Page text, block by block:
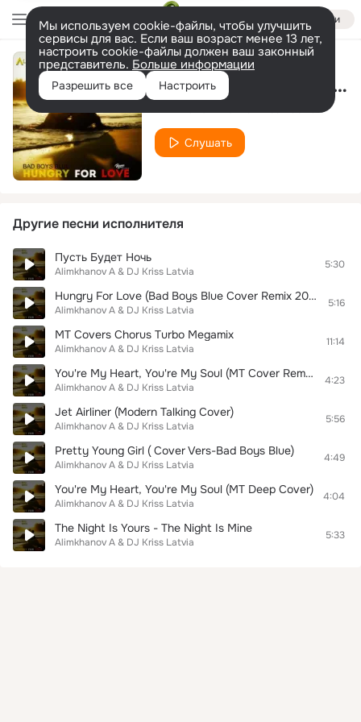
Войти
Мы используем cookie-файлы, чтобы улучшить
сервисы для вас. Если ваш возраст менее 13 лет,
настроить cookie-файлы должен ваш законный
представитель. Больше информации
Разрешить все Настроить Angie's Heart (Modern Talking Cover Remix 2017)
Слушать
Другие песни исполнителя
Пусть Будет Ночь
Alimkhanov A & DJ Kriss Latvia
5:30
Hungry For Love (Bad Boys Blue Cover Remix 2018)
Alimkhanov A & DJ Kriss Latvia
5:16
MT Covers Chorus Turbo Megamix
Alimkhanov A & DJ Kriss Latvia
11:14
You're My Heart, You're My Soul (MT Cover Remix 2017)
Alimkhanov A & DJ Kriss Latvia
4:23
Jet Airliner (Modern Talking Cover)
Alimkhanov A & DJ Kriss Latvia
5:56
Pretty Young Girl ( Cover Vers-Bad Boys Blue)
Alimkhanov A & DJ Kriss Latvia
4:49
You're My Heart, You're My Soul (MT Deep Cover)
Alimkhanov A & DJ Kriss Latvia
4:04
The Night Is Yours - The Night Is Mine
Alimkhanov A & DJ Kriss Latvia
5:33